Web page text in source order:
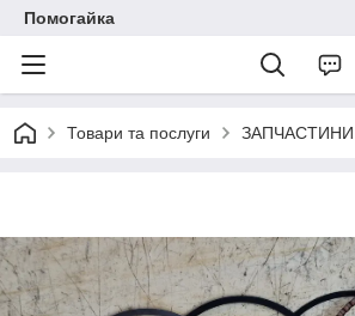
Помогайка
Товари та послуги ЗАПЧАСТИНИ